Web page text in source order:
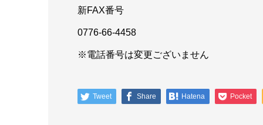
新FAX番号
0776-66-4458
※電話番号は変更ございません
Tweet Share Hatena Pocket